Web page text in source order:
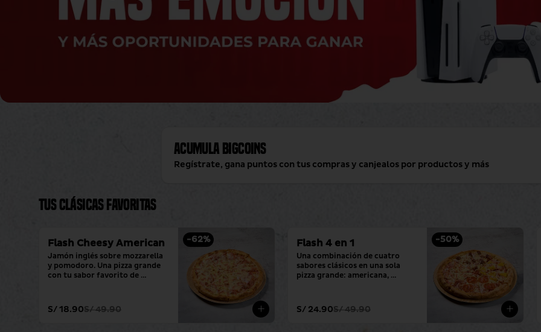
Acumula BigCoins
Regístrate, gana puntos con tus compras y canjealos por productos y más
Tus clásicas favoritas
-62%
Flash Cheesy American
Jamón inglés sobre mozzarella
y pomodoro. Una pizza grande
con tu sabor favorito de
S/ 18.90S/ 49.90
-50%
Flash 4 en 1
Una combinación de cuatro
sabores clásicos en una sola
pizza grande: americana,
S/ 24.90S/ 49.90